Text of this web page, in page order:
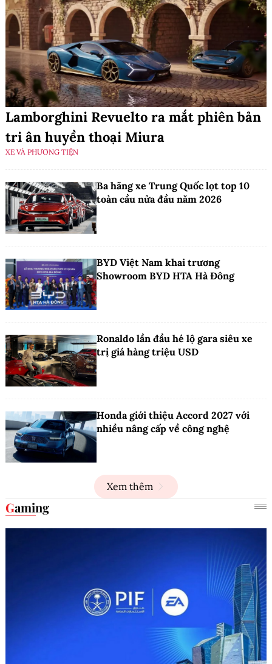
Lamborghini Revuelto ra mắt phiên bản
tri ân huyền thoại Miura
XE VÀ PHƯƠNG TIỆN
Ba hãng xe Trung Quốc lọt top 10
toàn cầu nửa đầu năm 2026
BYD Việt Nam khai trương
Showroom BYD HTA Hà Đông
Ronaldo lần đầu hé lộ gara siêu xe
trị giá hàng triệu USD
Honda giới thiệu Accord 2027 với
nhiều nâng cấp về công nghệ
Xem thêm
Gaming